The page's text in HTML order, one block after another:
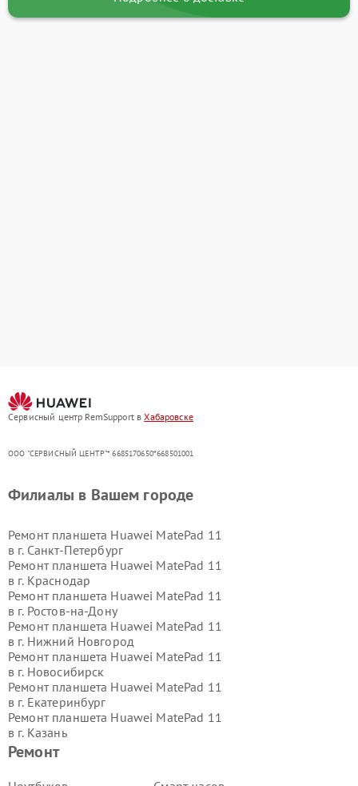
Сервисный центр RemSupport вХабаровске
ООО "СЕРВИСНЫЙ ЦЕНТР"* 6685170650*668501001
Ремонт
Филиалы в Вашем городе
Ремонт планшета Huawei MatePad 11
в г. Санкт-Петербург
Ремонт планшета Huawei MatePad 11
в г. Краснодар
Ремонт планшета Huawei MatePad 11
в г. Ростов-на-Дону
Ремонт планшета Huawei MatePad 11
в г. Нижний Новгород
Ремонт планшета Huawei MatePad 11
в г. Новосибирск
Ремонт планшета Huawei MatePad 11
в г. Екатеринбург
Ремонт планшета Huawei MatePad 11
в г. Казань
Ремонт планшета Huawei MatePad 11
в г.Воронеж
Ремонт планшета Huawei MatePad 11